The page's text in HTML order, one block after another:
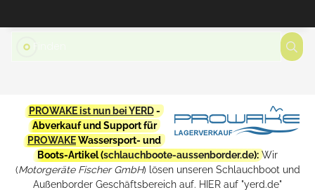
PROWAKE ist nun bei YERD-
Abverkauf und Support für
PROWAKEWassersport- und
Boots-Artikel (schlauchboote-aussenborder.de): Wir
(Motorgeräte Fischer GmbH) lösen unseren Schlauchboot und
Außenborder Geschäftsbereich auf. HIER auf "yerd.de"